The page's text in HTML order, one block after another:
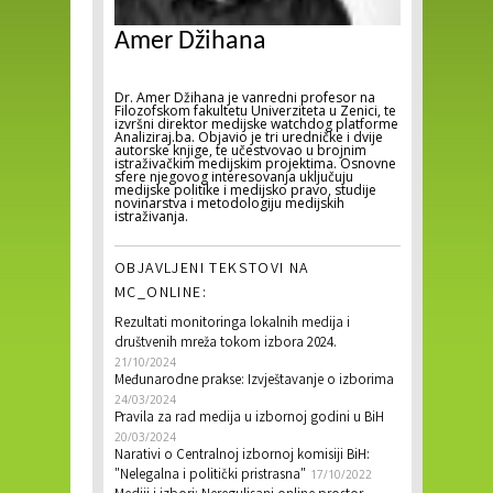
Amer Džihana
Dr. Amer Džihana je vanredni profesor na
Filozofskom fakultetu Univerziteta u Zenici, te
izvršni direktor medijske watchdog platforme
Analiziraj.ba. Objavio je tri uredničke i dvije
autorske knjige, te učestvovao u brojnim
istraživačkim medijskim projektima. Osnovne
sfere njegovog interesovanja uključuju
medijske politike i medijsko pravo, studije
novinarstva i metodologiju medijskih
istraživanja.
OBJAVLJENI TEKSTOVI NA
MC_ONLINE:
Rezultati monitoringa lokalnih medija i
društvenih mreža tokom izbora 2024.
21/10/2024
Međunarodne prakse: Izvještavanje o izborima
24/03/2024
Pravila za rad medija u izbornoj godini u BiH
20/03/2024
Narativi o Centralnoj izbornoj komisiji BiH:
"Nelegalna i politički pristrasna" 17/10/2022